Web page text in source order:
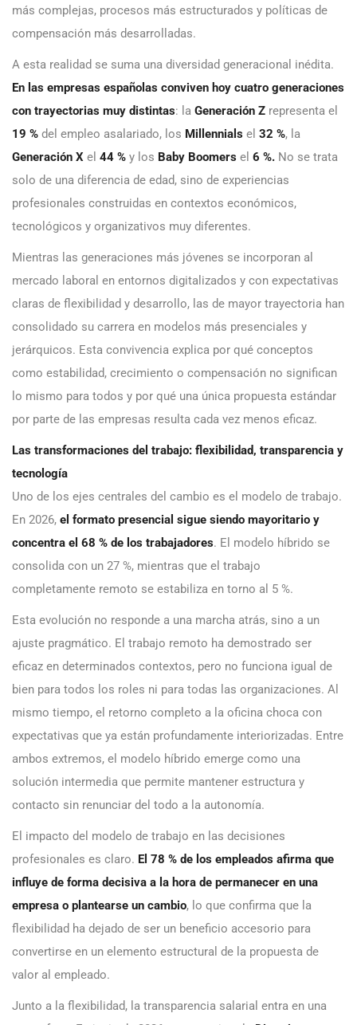
más complejas, procesos más estructurados y políticas de
compensación más desarrolladas.
A esta realidad se suma una diversidad generacional inédita.
En las empresas españolas conviven hoy cuatro generaciones
con trayectorias muy distintas: la Generación Z representa el
19 % del empleo asalariado, los Millennials el 32 %, la
Generación X el 44 % y los Baby Boomers el 6 %. No se trata
solo de una diferencia de edad, sino de experiencias
profesionales construidas en contextos económicos,
tecnológicos y organizativos muy diferentes.
Mientras las generaciones más jóvenes se incorporan al
mercado laboral en entornos digitalizados y con expectativas
claras de flexibilidad y desarrollo, las de mayor trayectoria han
consolidado su carrera en modelos más presenciales y
jerárquicos. Esta convivencia explica por qué conceptos
como estabilidad, crecimiento o compensación no significan
lo mismo para todos y por qué una única propuesta estándar
por parte de las empresas resulta cada vez menos eficaz.
Las transformaciones del trabajo: flexibilidad, transparencia y
tecnología
Uno de los ejes centrales del cambio es el modelo de trabajo.
En 2026, el formato presencial sigue siendo mayoritario y
concentra el 68 % de los trabajadores. El modelo híbrido se
consolida con un 27 %, mientras que el trabajo
completamente remoto se estabiliza en torno al 5 %.
Esta evolución no responde a una marcha atrás, sino a un
ajuste pragmático. El trabajo remoto ha demostrado ser
eficaz en determinados contextos, pero no funciona igual de
bien para todos los roles ni para todas las organizaciones. Al
mismo tiempo, el retorno completo a la oficina choca con
expectativas que ya están profundamente interiorizadas. Entre
ambos extremos, el modelo híbrido emerge como una
solución intermedia que permite mantener estructura y
contacto sin renunciar del todo a la autonomía.
El impacto del modelo de trabajo en las decisiones
profesionales es claro. El 78 % de los empleados afirma que
influye de forma decisiva a la hora de permanecer en una
empresa o plantearse un cambio, lo que confirma que la
flexibilidad ha dejado de ser un beneficio accesorio para
convertirse en un elemento estructural de la propuesta de
valor al empleado.
Junto a la flexibilidad, la transparencia salarial entra en una